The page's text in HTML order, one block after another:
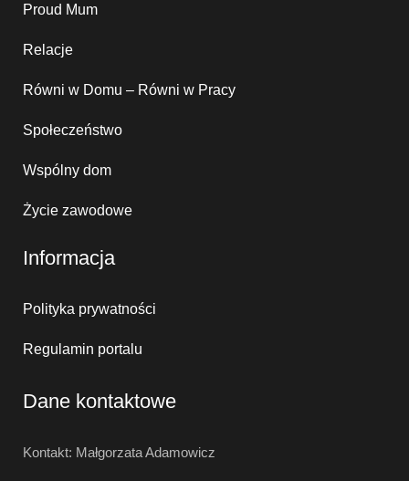
Proud Mum
Relacje
Równi w Domu – Równi w Pracy
Społeczeństwo
Wspólny dom
Życie zawodowe
Informacja
Polityka prywatności
Regulamin portalu
Dane kontaktowe
Kontakt: Małgorzata Adamowicz